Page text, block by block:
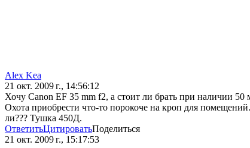
Alex Kea
21 окт. 2009 г., 14:56:12
Хочу Canon EF 35 mm f2, а стоит ли брать при наличии 50
Охота приобрести что-то порокоче на кроп для
ли??? Тушка 450Д.
ОтветитьЦитироватьПоделиться
21 окт. 2009 г., 15:17:53